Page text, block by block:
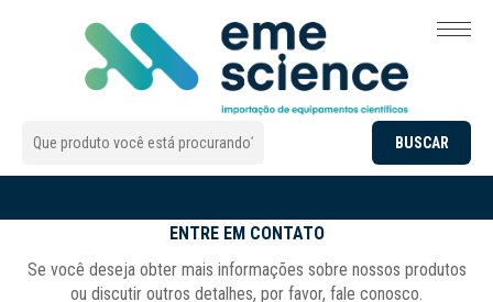
ENTRE EM CONTATO
Se você deseja obter mais informações sobre nossos produtos
ou discutir outros detalhes, por favor, fale conosco.